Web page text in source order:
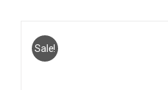
Sale!